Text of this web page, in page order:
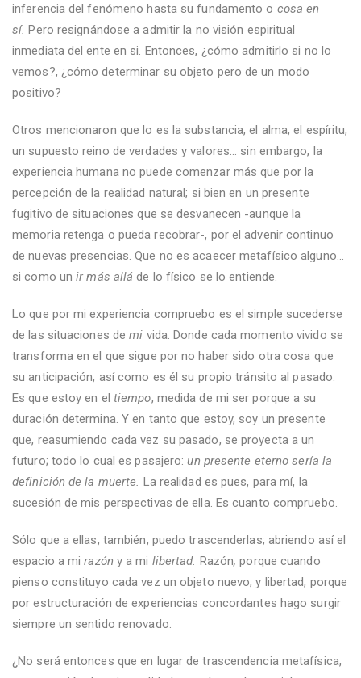
inferencia del fenómeno hasta su fundamento o cosa en
sí.Pero resignándose a admitir la no visión espiritual
inmediata del ente en si. Entonces, ¿cómo admitirlo si no lo
vemos?, ¿cómo determinar su objeto pero de un modo
positivo?
Otros mencionaron que lo es la substancia, el alma, el espíritu,
un supuesto reino de verdades y valores... sin embargo, la
experiencia humana no puede comenzar más que por la
percepción de la realidad natural; si bien en un presente
fugitivo de situaciones que se desvanecen -aunque la
memoria retenga o pueda recobrar-, por el advenir continuo
de nuevas presencias. Que no es acaecer metafísico alguno...
si como unir más allá de lo físico se lo entiende.
Lo que por mi experiencia compruebo es el simple sucederse
de las situaciones demi vida. Donde cada momento vivido se
transforma en el que sigue por no haber sido otra cosa que
su anticipación, así como es él su propio tránsito al pasado.
Es que estoy en el tiempo, medida de mi ser porque a su
duración determina. Y en tanto que estoy, soy un presente
que, reasumiendo cada vez su pasado, se proyecta a un
futuro; todo lo cual es pasajero:un presente eterno sería la
definición de la muerte. La realidad es pues, para mí, la
sucesión de mis perspectivas de ella. Es cuanto compruebo.
Sólo que a ellas, también, puedo trascenderlas; abriendo así el
espacio a mirazón y a mi libertad. Razón,porque cuando
pienso constituyo cada vez un objeto nuevo; y libertad, porque
por estructuración de experiencias concordantes hago surgir
siempre un sentido renovado.
¿No será entonces que en lugar de trascendencia metafísica,